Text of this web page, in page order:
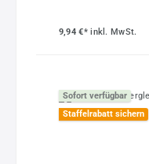
9,94 €*inkl. MwSt.
Sofort verfügbar
Staffelrabatt sichern